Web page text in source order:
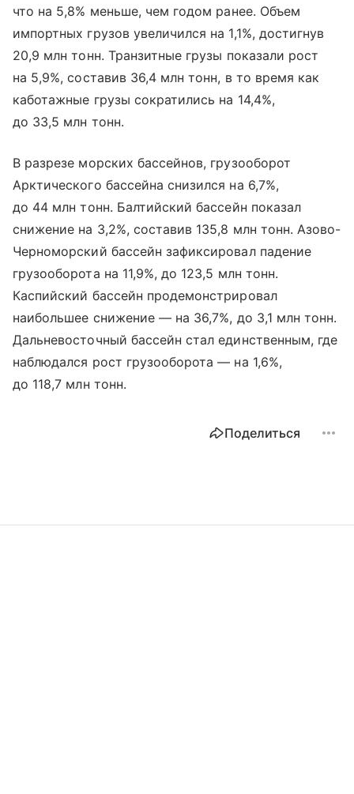
что на 5,8% меньше, чем годом ранее. Объем
импортных грузов увеличился на 1,1%, достигнув
20,9 млн тонн. Транзитные грузы показали рост
на 5,9%, составив 36,4 млн тонн, в то время как
каботажные грузы сократились на 14,4%,
до 33,5 млн тонн.
В разрезе морских бассейнов, грузооборот
Арктического бассейна снизился на 6,7%,
до 44 млн тонн. Балтийский бассейн показал
снижение на 3,2%, составив 135,8 млн тонн. Азово-
Черноморский бассейн зафиксировал падение
грузооборота на 11,9%, до 123,5 млн тонн.
Каспийский бассейн продемонстрировал
наибольшее снижение — на 36,7%, до 3,1 млн тонн.
Дальневосточный бассейн стал единственным, где
наблюдался рост грузооборота — на 1,6%,
до 118,7 млн тонн.
Поделиться